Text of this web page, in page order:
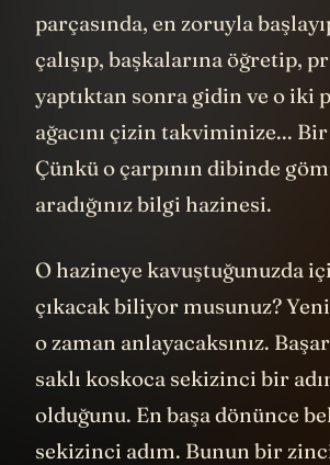
parçasında, en zoruyla
çalışıp, başkalarına öğretip,
yaptıktan sonra gidin ve o iki
ağacını çizin takviminize...
Çünkü o çarpının dibinde
aradığınız bilgi hazinesi.
O hazineye kavuştuğunuzda
çıkacak biliyor musunuz?
o zaman anlayacaksınız.
saklı koskoca sekizinci bir
olduğunu. En başa dönünce
sekizinci adım. Bunun bir